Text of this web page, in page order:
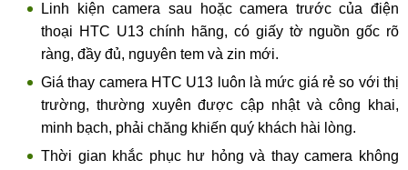
Linh kiện camera sau hoặc camera trước của điện
thoại HTC U13 chính hãng, có giấy tờ nguồn gốc rõ
ràng, đầy đủ, nguyên tem và zin mới.
Giá thay camera HTC U13 luôn là mức giá rẻ so với thị
trường, thường xuyên được cập nhật và công khai,
minh bạch, phải chăng khiến quý khách hài lòng.
Thời gian khắc phục hư hỏng và thay camera không